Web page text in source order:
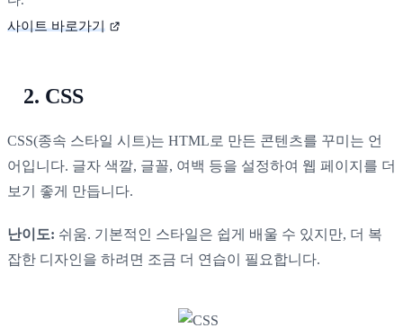
사이트 바로가기
2. CSS
CSS(종속 스타일 시트)는 HTML로 만든 콘텐츠를 꾸미는 언
어입니다. 글자 색깔, 글꼴, 여백 등을 설정하여 웹 페이지를 더
보기 좋게 만듭니다.
난이도: 쉬움. 기본적인 스타일은 쉽게 배울 수 있지만, 더 복
잡한 디자인을 하려면 조금 더 연습이 필요합니다.